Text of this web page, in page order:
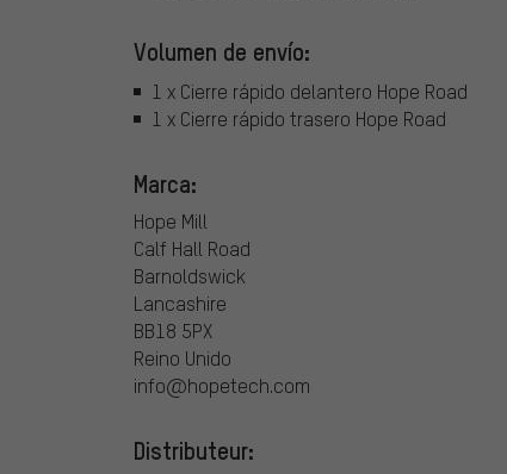
Volumen de envío:
1 x Cierre rápido delantero Hope Road
1 x Cierre rápido trasero Hope Road
Marca:
Hope Mill
Calf Hall Road
Barnoldswick
Lancashire
BB18 5PX
Reino Unido
info@hopetech.com
Distributeur: